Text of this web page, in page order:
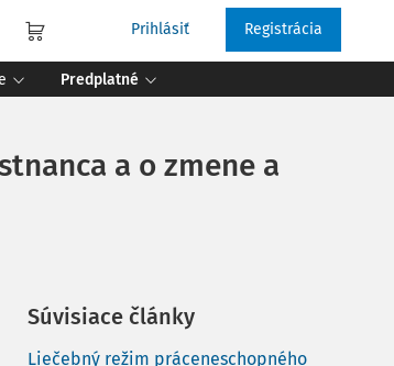
Prihlásiť Registrácia
Predplatné
a o zmene a
Súvisiace články
Liečebný režim práceneschopného